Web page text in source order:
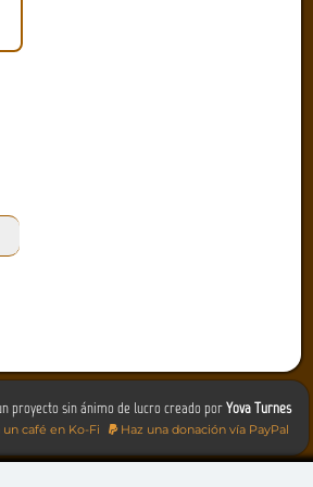
proyecto sin ánimo de lucro creado porYova Turnes
café en Ko-Fi Haz una donación vía PayPal